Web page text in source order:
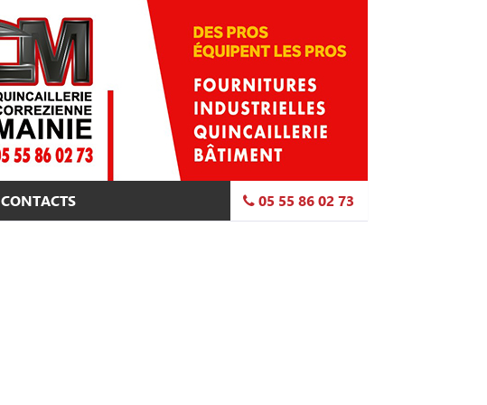
CONTACTS 05 55 86 02 73